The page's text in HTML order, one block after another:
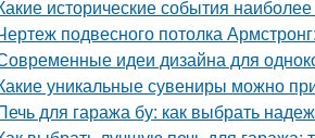
исторические события
подвесного потолка
идеи дизайна для
уникальные сувениры можно
для гаража бу: как выбрать